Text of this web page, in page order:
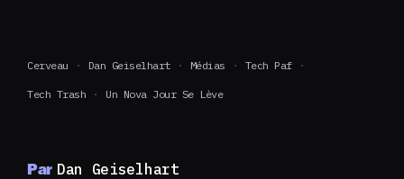
Cerveau Dan Geiselhart Médias Tech Paf
Tech Trash Un Nova Jour Se Lève
Par Dan Geiselhart